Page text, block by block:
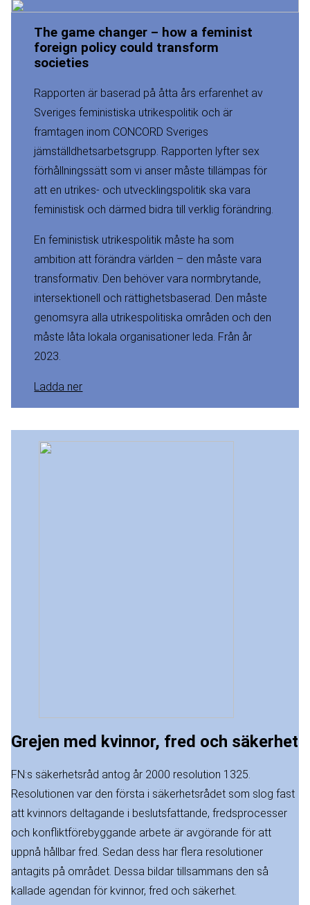
The game changer – how a feminist
foreign policy could transform
societies
Rapporten är baserad på åtta års erfarenhet av
Sveriges feministiska utrikespolitik och är
framtagen inom CONCORD Sveriges
jämställdhetsarbetsgrupp. Rapporten lyfter sex
förhållningssätt som vi anser måste tillämpas för
att en utrikes- och utvecklingspolitik ska vara
feministisk och därmed bidra till verklig förändring.
En feministisk utrikespolitik måste ha som
ambition att förändra världen – den måste vara
transformativ. Den behöver vara normbrytande,
intersektionell och rättighetsbaserad. Den måste
genomsyra alla utrikespolitiska områden och den
måste låta lokala organisationer leda. Från år
2023.
Ladda ner
Grejen med kvinnor, fred och säkerhet
FN:s säkerhetsråd antog år 2000 resolution 1325.
Resolutionen var den första i säkerhetsrådet som slog fast
att kvinnors deltagande i beslutsfattande, fredsprocesser
och konfliktförebyggande arbete är avgörande för att
uppnå hållbar fred. Sedan dess har flera resolutioner
antagits på området. Dessa bildar tillsammans den så
kallade agendan för kvinnor, fred och säkerhet.